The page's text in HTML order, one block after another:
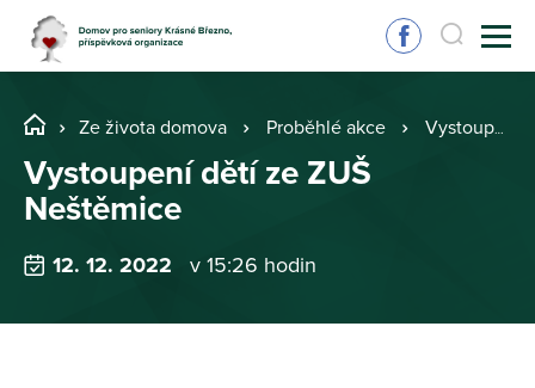
Ze života domova Proběhlé akce Vystoupení dětí ze ZUŠ Neštěmice
Vystoupení dětí ze ZUŠ
Neštěmice
12. 12. 2022 v 15:26 hodin